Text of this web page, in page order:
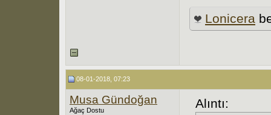
Lonicera
08-01-2018, 07:23
Musa Gündoğan
Ağaç Dostu Alıntı: